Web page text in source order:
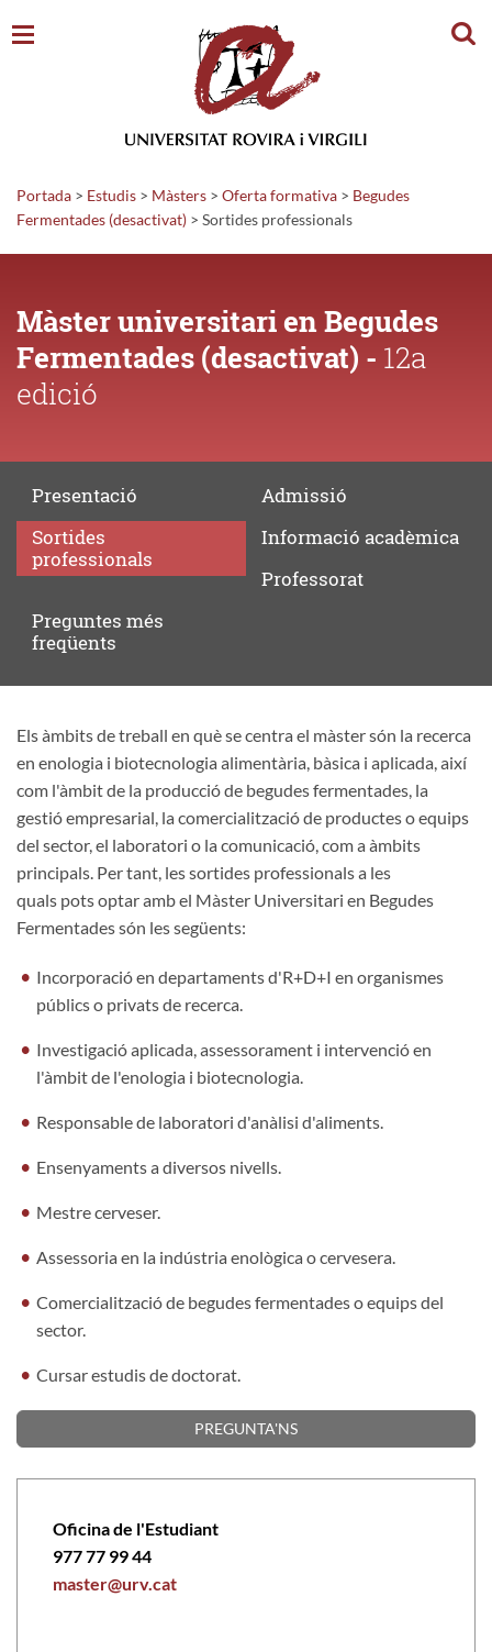
Portada > Estudis > Màsters > Oferta formativa > Begudes
Fermentades (desactivat) > Sortides professionals
Màster universitari en Begudes
Fermentades (desactivat) - 12a
edició
Presentació
Admissió
Sortides
professionals
Informació acadèmica
Professorat
Preguntesmés
freqüents
Sortides
professionals
Els àmbits de treball en què se centra el màster són la recerca
en enologia i biotecnologia alimentària, bàsica i aplicada, així
com l'àmbit de la producció de begudes fermentades, la
gestió empresarial, la comercialització de productes o equips
del sector, el laboratori o la comunicació, com a àmbits
principals. Per tant, les sortides professionals a les
quals pots optar amb el Màster Universitari en Begudes
Fermentades són les següents:
Incorporació en departaments d'R+D+I en organismes
públics o privats de recerca.
Investigació aplicada, assessorament i intervenció en
l'àmbit de l'enologia i biotecnologia.
Responsable de laboratori d'anàlisi d'aliments.
Ensenyaments a diversos nivells.
Mestre cerveser.
Assessoria en la indústria enològica o cervesera.
Comercialització de begudes fermentades o equips del
sector.
Cursar estudis de doctorat.
PREGUNTA'NS
Oficina de l'Estudiant
977 77 99 44
master@urv.cat